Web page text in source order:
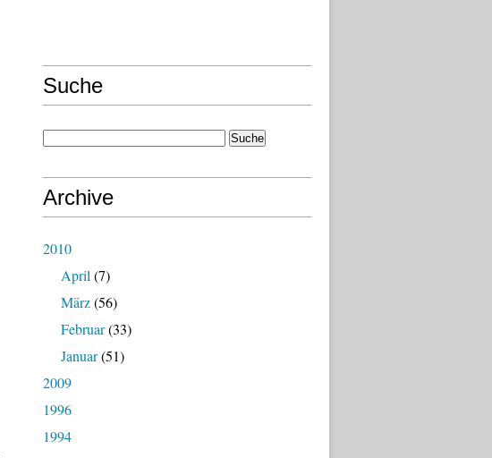
Suche
Archive
2010
April (7)
März(56)
Februar(33)
Januar(51)
2009
1996
1994